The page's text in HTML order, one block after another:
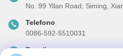
No. 99 Yilan Road, Siming,
Telefono
0086-592-5510031
E-mail